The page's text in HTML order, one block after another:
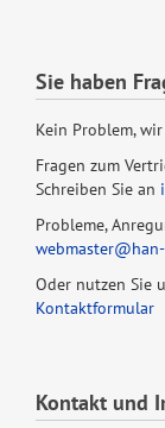
Sie haben
Kein Problem,
Fragen zum
Schreiben Sie an
Probleme,
Oder nutzen Sie
Kontaktformular
Kontakt und